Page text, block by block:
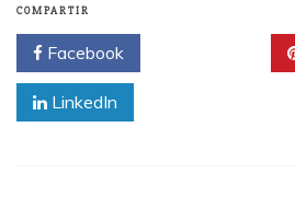
COMPARTIR
Facebook
LinkedIn